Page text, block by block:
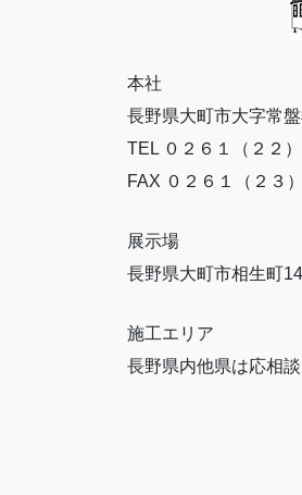
本社
長野県大町市大字常
TEL ０２６１（２２
FAX ０２６１（２３
展示場
長野県大町市相生町
施工エリア
長野県内他県は応相談